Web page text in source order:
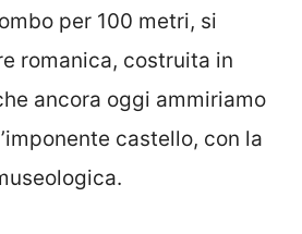
per 100 metri, si
romanica, costruita in
ancora oggi ammiriamo
castello, con la